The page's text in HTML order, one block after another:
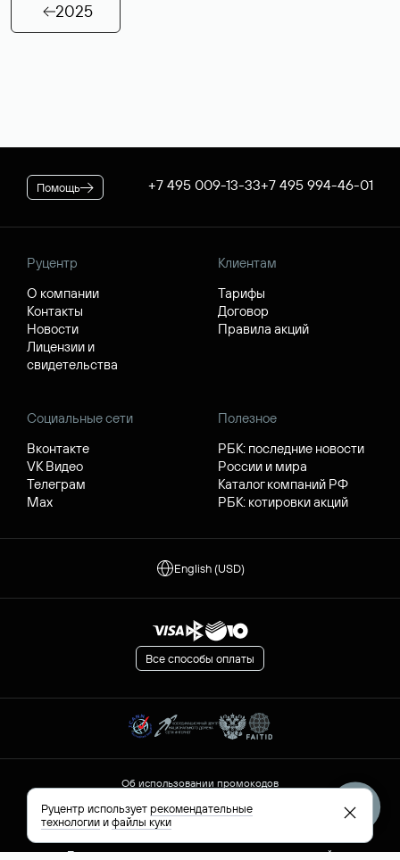
2025
Помощь +7 495 009-13-33+7 495 994-46-01
Руцентр
О компании
Контакты
Новости
Лицензии и
свидетельства
Клиентам
Тарифы
Договор
Правила акций
Социальные сети
Вконтакте
VK Видео
Телеграм
Max
Полезное
РБК: последние новости
России и мира
Каталог компаний РФ
РБК: котировки акций
English (USD)
Все способы оплаты
Об использовании промокодов
Сообщить о нарушениях
Правила применения рекомендательных технологий
Руцентр используетрекомендательные
технологииифайлы куки